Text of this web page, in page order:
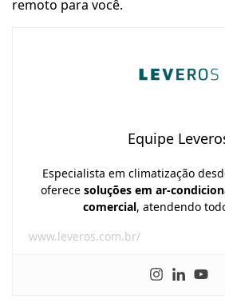
remoto para você.
Equipe
Especialista em climatização
oferece soluções em ar-
comercial, atendendo
www.leveros.com.br/